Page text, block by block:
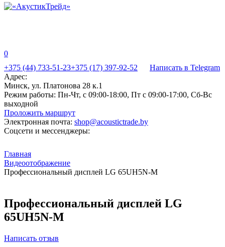
0
+375 (44) 733-51-23+375 (17) 397-92-52
Написать в Telegram
Адрес:
Минск, ул. Платонова 28 к.1
Режим работы: Пн-Чт, с 09:00-18:00, Пт с 09:00-17:00, Сб-Вс
выходной
Проложить маршрут
Электронная почта: shop@acoustictrade.by
Соцсети и мессенджеры:
Главная
Видеоотображение
Профессиональный дисплей LG 65UH5N-M
Профессиональный дисплей LG
65UH5N-M
Написать отзыв